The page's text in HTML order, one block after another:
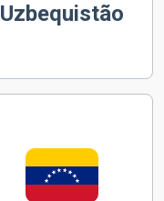
Uzbequistão